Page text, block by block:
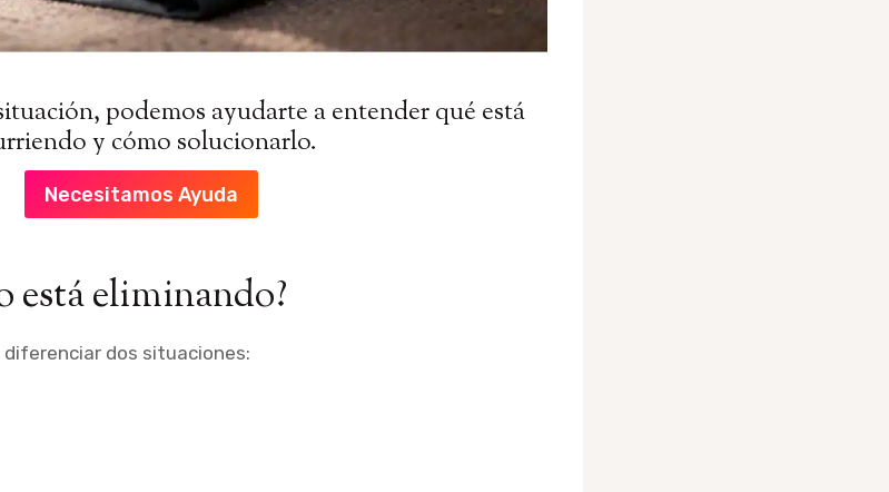
podemos ayudarte a entender qué está
y cómo solucionarlo.
Necesitamos Ayuda
está eliminando?
dos situaciones: